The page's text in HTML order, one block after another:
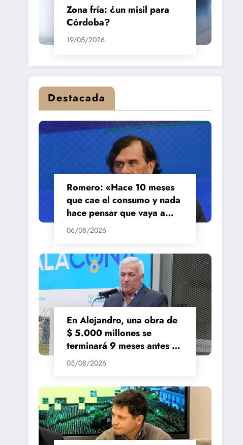
Zona fría: ¿un misil para
Córdoba?
19/05/2026
Destacada
Romero: «Hace 10 meses
que cae el consumo y nada
hace pensar que vaya a
repuntar»
06/08/2026
En Alejandro, una obra de
$ 5.000 millones se
terminará 9 meses antes de
lo previsto
05/08/2026